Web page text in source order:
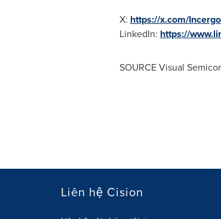
X: https://x.com/
LinkedIn: https://
SOURCE Visual
Liên hệ Cision